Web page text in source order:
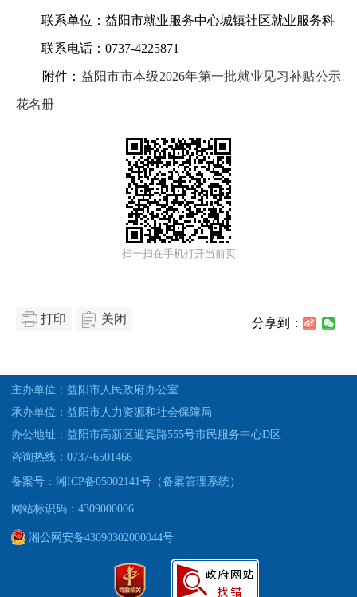
联系单位：益阳市就业服务中心城镇社区就业服务科
联系电话：0737-4225871
附件： 益阳市市本级2026年第一批就业见习补贴公示
花名册
扫一扫在手机打开当前页
打印 关闭 分享到：
主办单位：益阳市人民政府办公室
承办单位：益阳市人力资源和社会保障局
办公地址：益阳市高新区迎宾路555号市民服务中心D区
咨询热线：0737-6501466
备案号：湘ICP备05002141号（备案管理系统）
网站标识码：4309000006
湘公网安备43090302000044号